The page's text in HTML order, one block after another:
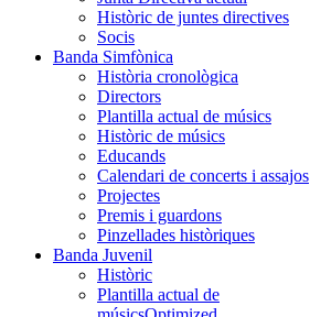
Històric de juntes directives
Socis
Banda Simfònica
Història cronològica
Directors
Plantilla actual de músics
Històric de músics
Educands
Calendari de concerts i assajos
Projectes
Premis i guardons
Pinzellades històriques
Banda Juvenil
Històric
Plantilla actual de